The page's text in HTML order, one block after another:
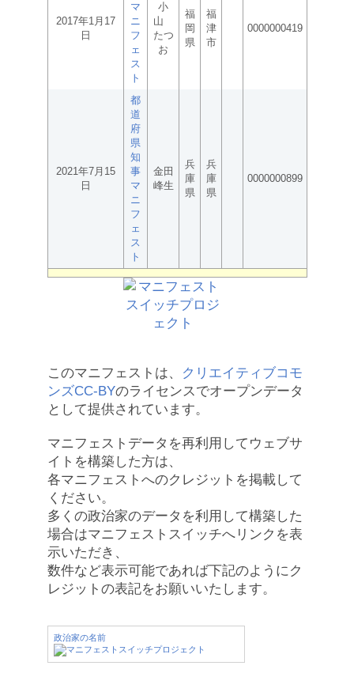
2017年1月17
日
マ
ニ
フ
ェ
ス
ト
小
山
たつ
お
福
岡
県
福
津
市
0000000419
2021年7月15
日
都
道
府
県
知
事
マ
ニ
フ
ェ
ス
ト
金田
峰生
兵
庫
県
兵
庫
県
0000000899
このマニフェストは、
クリエイティブコモ
ンズCC-BYのライセンスでオープンデータ
として提供されています。
マニフェストデータを再利用してウェブサ
イトを構築した方は、
各マニフェストへのクレジットを掲載して
ください。
多くの政治家のデータを利用して構築した
場合はマニフェストスイッチへリンクを表
示いただき、
数件など表示可能であれば下記のようにク
レジットの表記をお願いいたします。
政治家の名前